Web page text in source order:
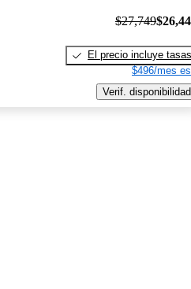
$27,749
El precio incluye tasas
$496/mes
Verif. disponibilidad